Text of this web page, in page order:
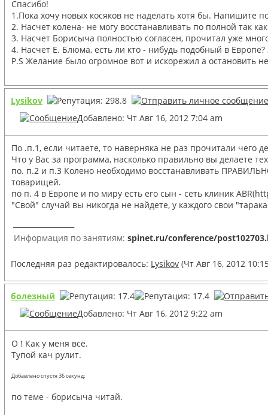
Спасибо!
1.Пока хочу новых косяков не наделать хотя бы. Напишите
2. Насчет колена- не могу восстанавливать по полной так
3. Насчет Борисыча полностью согласен, прочитал уже
4. Насчет Е. Блюма, есть ли кто - нибудь подобный в
P.S Желание было огромное вот и искорежил а остановить
Lysikov
Добавлено: Чт Авг 16, 2012 7:04 am
По .п.1, если читаете, то наверняка не раз прочитали чего
Что у Вас за программа, насколько правильно вы делаете
по. п.2 и п.3 Колено необходимо восстанавливать
товарищей.
по п. 4 в Европе и по миру есть его сын - сеть клиник
"Свой" случай вы никогда не найдете, у каждого свои
Информация по занятиям: spinet.ru/conference/
Последняя раз редактировалось: Lysikov (Чт Авг 16, 2012
болезный
Добавлено: Чт Авг 16, 2012 9:22 am
О ! Как у меня всё.
Тупой кач рулит.
Добавлено спустя 36 секунд:
по теме - борисыча читай.